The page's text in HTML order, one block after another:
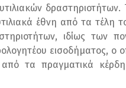
έθνη από τα τέλη
ιδίως των
εισοδήματος,
από τα πραγματικά